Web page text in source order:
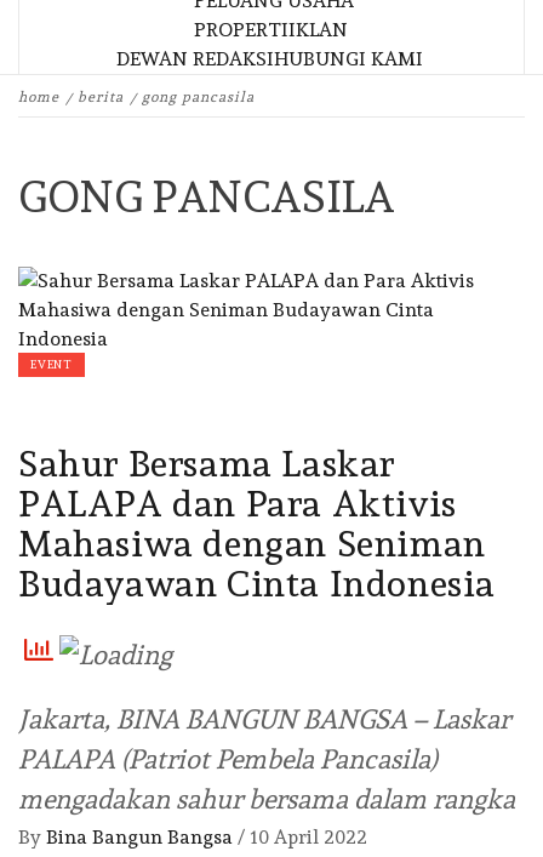
PROPERTIIKLAN
DEWAN REDAKSIHUBUNGI KAMI
home berita gong pancasila
GONG PANCASILA
EVENT
Sahur Bersama Laskar
PALAPA dan Para Aktivis
Mahasiwa dengan Seniman
Budayawan Cinta Indonesia
Jakarta, BINA BANGUN BANGSA – Laskar
PALAPA (Patriot Pembela Pancasila)
mengadakan sahur bersama dalam rangka
By Bina Bangun Bangsa / 10 April 2022